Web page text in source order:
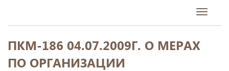
Toggle
ПКМ-186 04.07.2009Г. О МЕРАХ
ПО ОРГАНИЗАЦИИ